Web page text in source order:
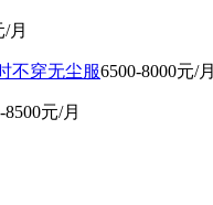
/月
不穿无尘服6500-8000元/月
8500元/月